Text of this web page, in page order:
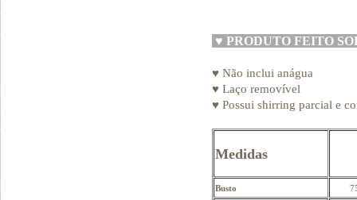
♥ PRODUTO FEITO
♥ Não inclui anágua
♥ Laço removível
♥ Possui shirring parcial e
Medidas
Busto